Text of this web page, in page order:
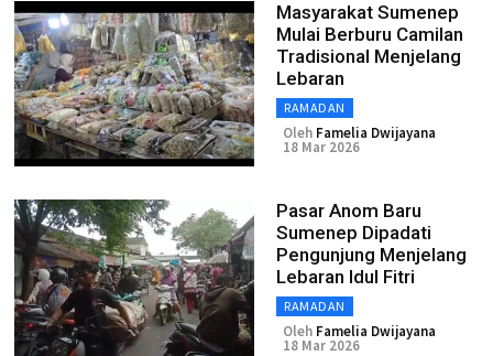
Masyarakat Sumenep
Mulai Berburu Camilan
Tradisional Menjelang
Lebaran
RAMADAN
Oleh Famelia Dwijayana
18 Mar 2026
Pasar Anom Baru
Sumenep Dipadati
Pengunjung Menjelang
Lebaran Idul Fitri
RAMADAN
Oleh Famelia Dwijayana
18 Mar 2026